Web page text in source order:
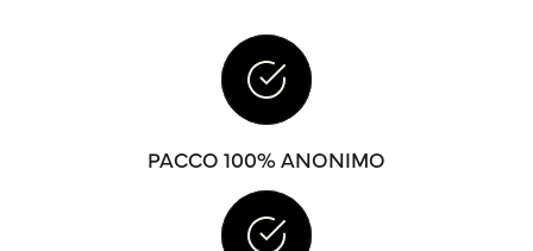
PACCO 100% ANONIMO